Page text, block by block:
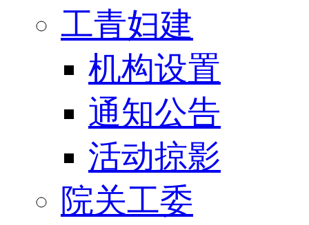
工青妇建
机构设置
通知公告
活动掠影
院关工委